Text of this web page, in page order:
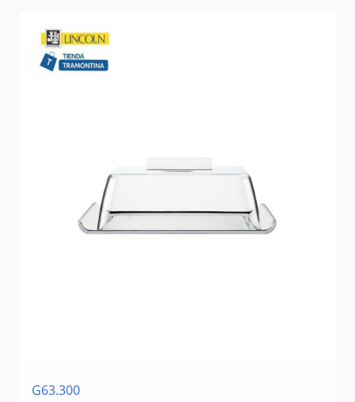
G63.300